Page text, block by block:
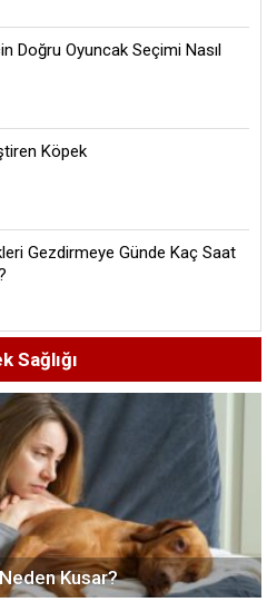
Doğru Oyuncak Seçimi Nasıl
Köpek
Gezdirmeye Günde Kaç Saat
Sağlığı
Kusar?